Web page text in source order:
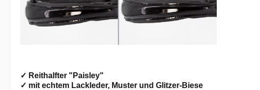
✓ Reithalfter "Paisley"
✓ mit echtem Lackleder, Muster und Glitzer-Biese